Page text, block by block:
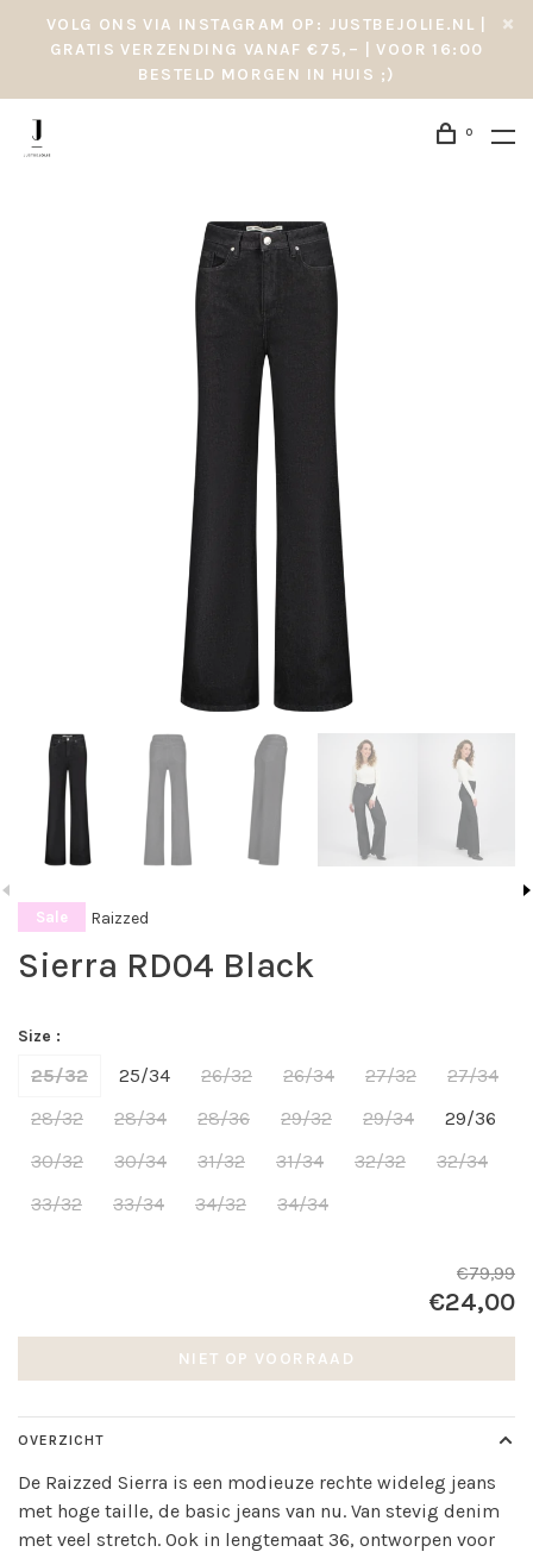
VOLG ONS VIA INSTAGRAM OP: JUSTBEJOLIE.NL |
GRATIS VERZENDING VANAF €75,– | VOOR 16:00
BESTELD MORGEN IN HUIS ;)
0
Sale Raizzed
Sierra RD04 Black
Size :
25/32 25/34 26/32 26/34 27/32
27/34
28/32
28/34 28/36 29/32 29/34
29/36
30/32
30/34 31/32 31/34 32/32
32/34
33/32
33/34 34/32 34/34
€79,99
€24,00
NIET OP VOORRAAD
OVERZICHT
De Raizzed Sierra is een modieuze rechte wideleg jeans
met hoge taille, de basic jeans van nu. Van stevig denim
met veel stretch. Ook in lengtemaat 36, ontworpen voor